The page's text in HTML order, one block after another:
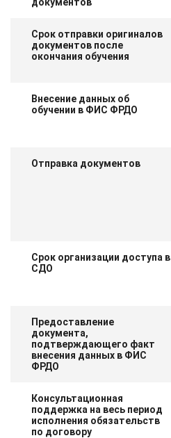
Срок отправки оригиналов
документов после
окончания обучения
Внесение данных об
обучении в ФИС ФРДО
Отправка документов
Срок организации доступа в
СДО
Предоставление
документа,
подтверждающего факт
внесения данных в ФИС
ФРДО
Консультационная
поддержка на весь период
исполнения обязательств
по договору